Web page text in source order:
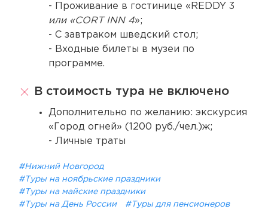
- Проживание в гостинице «REDDY 3
или «CORT INN 4»;
- С завтраком шведский стол;
- Входные билеты в музеи по
программе.
В стоимость тура не включено
Дополнительно по желанию: экскурсия
«Город огней» (1200 руб./чел.)ж;
- Личные траты
#Нижний Новгород
#Туры на ноябрьские праздники
#Туры на майские праздники
#Туры на День России
#Туры для пенсионеров